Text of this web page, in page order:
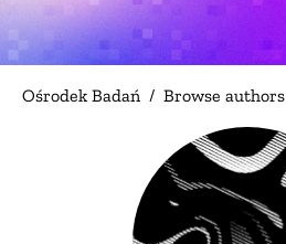
Co robimy
Dołącz do nas
Magazyn
Ośrodek Badań / Browse authors